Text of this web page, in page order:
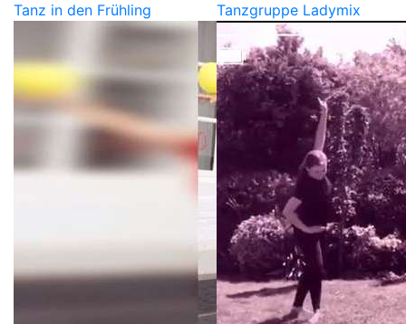
Tanz in den Frühling Tanzgruppe Ladymix